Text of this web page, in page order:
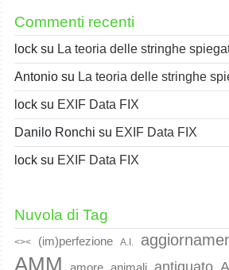
Commenti recenti
lock su La teoria delle stringhe
Antonio su La teoria delle stringhe
lock su EXIF Data FIX
Danilo Ronchi su EXIF Data FIX
lock su EXIF Data FIX
Nuvola di Tag
<>< (im)perfezione A.I.
AMM animali